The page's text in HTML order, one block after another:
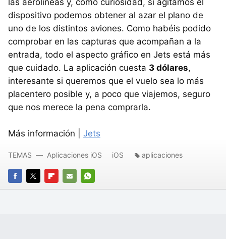
dispositivo podemos obtener al azar el plano de
uno de los distintos aviones. Como habéis podido
comprobar en las capturas que acompañan a la
entrada, todo el aspecto gráfico en Jets está más
que cuidado. La aplicación cuesta 3 dólares,
interesante si queremos que el vuelo sea lo más
placentero posible y, a poco que viajemos, seguro
que nos merece la pena comprarla.
Más información | Jets
FACEBOOK
TWITTERFLIPBOARD
E-
WHATSAPP
TEMAS Aplicaciones iOS iOS aplicaciones